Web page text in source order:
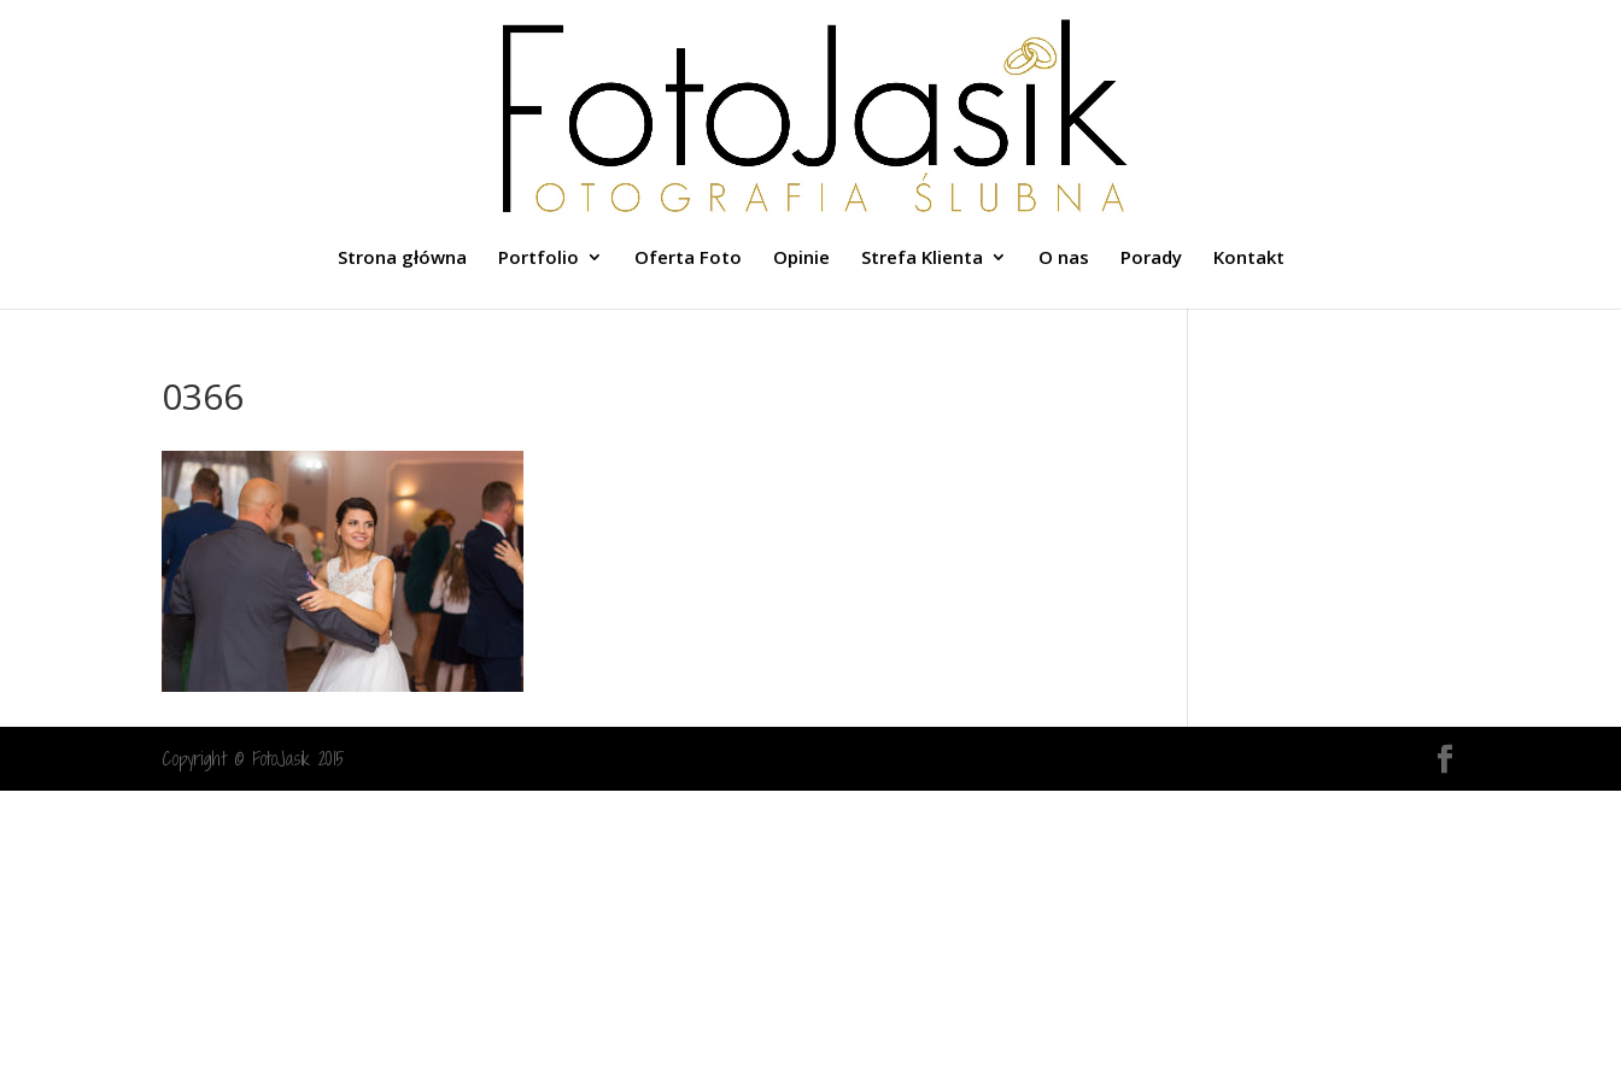
Strona główna Portfolio Oferta Foto Opinie Strefa Klienta O nas Porady Kontakt
0366
Copyright © FotoJasik 2015